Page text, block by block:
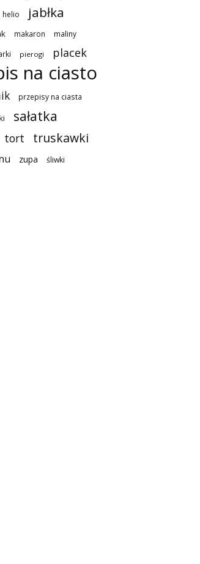
helio jabłka
makaron maliny
pierogi placek
na ciasto
przepisy na ciasta
sałatka
tort truskawki
zupa śliwki